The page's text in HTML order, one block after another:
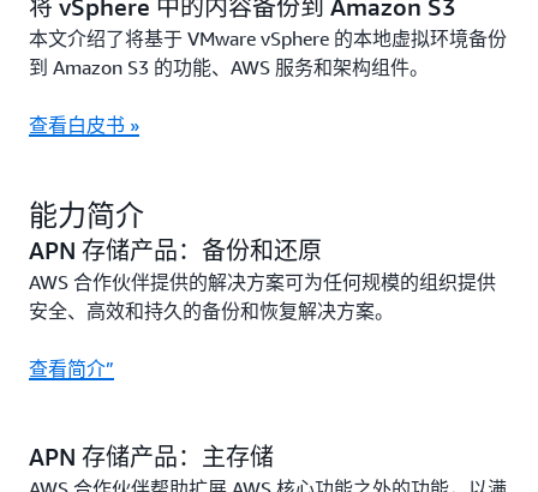
将 vSphere 中的内容备份到 Amazon S3
本文介绍了将基于 VMware vSphere 的本地虚拟环境备份
到 Amazon S3 的功能、AWS 服务和架构组件。
查看白皮书 »
能力简介
APN 存储产品：备份和还原
AWS 合作伙伴提供的解决方案可为任何规模的组织提供
安全、高效和持久的备份和恢复解决方案。
查看简介”
APN 存储产品：主存储